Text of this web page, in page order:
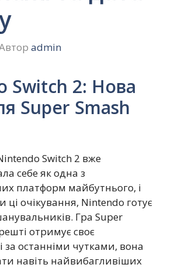
admin
Switch 2: Нова
Super Smash
Switch 2 вже
себе як одна з
платформ майбутнього, і
ці очікування, Nintendo готує
Гра Super
отримує своє
за останніми чутками, вона
навіть найвибагливіших